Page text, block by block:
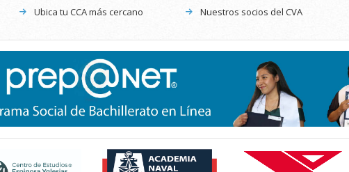
Ubica tu CCA más cercano
Nuestros socios del CVA